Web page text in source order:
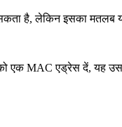
है, लेकिन इसका मतलब
MAC एड्रेस दें, यह